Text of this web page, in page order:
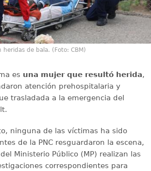
de bala. (Foto: CBM)
es una mujer que resultó herida,
atención prehospitalaria y
trasladada a la emergencia del
ninguna de las víctimas ha sido
de la PNC resguardaron la escena,
Ministerio Público (MP) realizan las
correspondientes para